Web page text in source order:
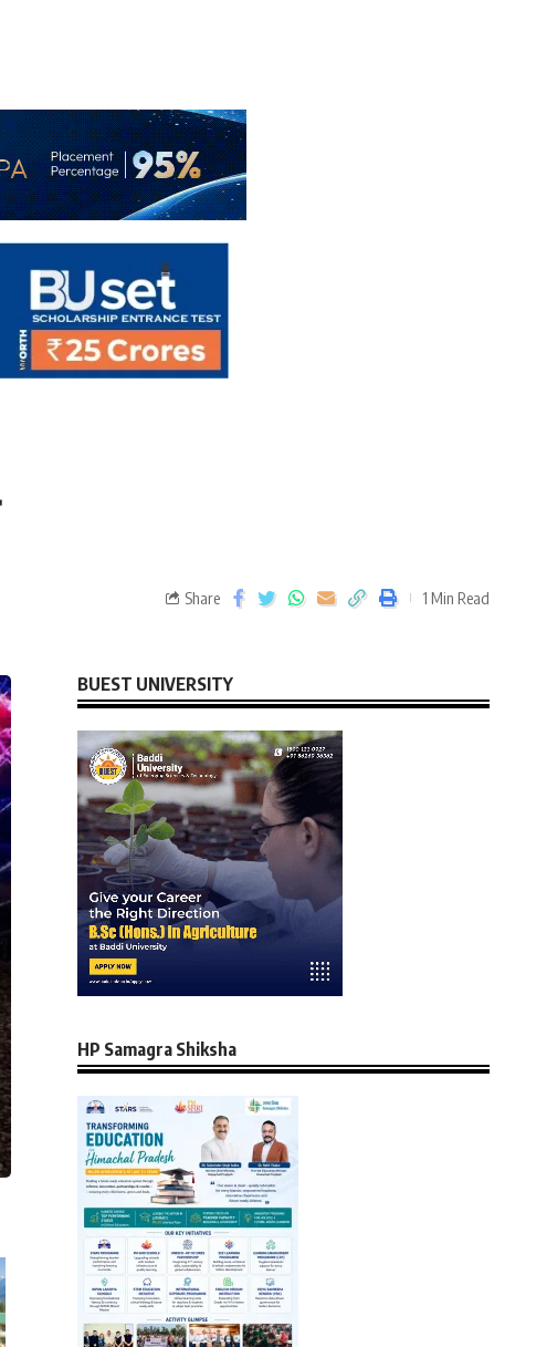
Share 1 Min Read
BUEST UNIVERSITY
HP Samagra Shiksha